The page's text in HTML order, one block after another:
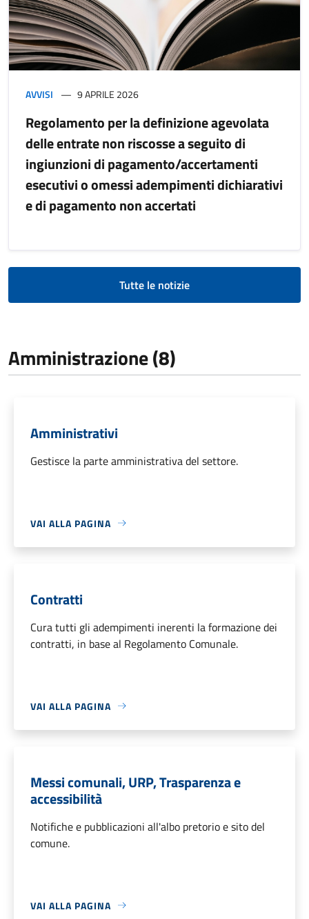
AVVISI 9 APRILE 2026
Regolamento per la definizione agevolata
delle entrate non riscosse a seguito di
ingiunzioni di pagamento/accertamenti
esecutivi o omessi adempimenti dichiarativi
e di pagamento non accertati
Tutte le notizie
Amministrazione (8)
Amministrativi
Gestisce la parte amministrativa del settore.
VAI ALLA PAGINA
Contratti
Cura tutti gli adempimenti inerenti la formazione dei
contratti, in base al Regolamento Comunale.
VAI ALLA PAGINA
Messi comunali, URP, Trasparenza e
accessibilità
Notifiche e pubblicazioni all'albo pretorio e sito del
comune.
VAI ALLA PAGINA